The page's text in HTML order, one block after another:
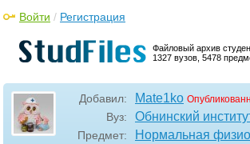
Файловый архив
1327 вузов, 5478
Войти / Регистрация
Добавил: Mate1ko
Вуз: Обнинский
Предмет: Нормальная